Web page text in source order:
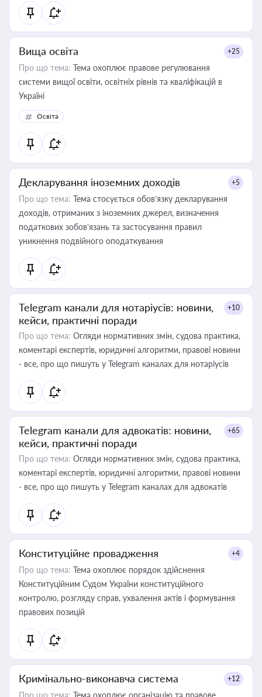
Вища освіта +25
Про що тема: Тема охоплює правове регулювання
системи вищої освіти, освітніх рівнів та кваліфікацій в
Україні
Освіта
Декларування іноземних доходів +5
Про що тема: Тема стосується обов’язку декларування
доходів, отриманих з іноземних джерел, визначення
податкових зобов’язань та застосування правил
уникнення подвійного оподаткування
Telegram канали для нотаріусів: новини,
кейси, практичні поради
+10
Про що тема: Огляди нормативних змін, судова практика,
коментарі експертів, юридичні алгоритми, правові новини
- все, про що пишуть у Telegram каналах для нотаріусів
Telegram канали для адвокатів: новини,
кейси, практичні поради
+65
Про що тема: Огляди нормативних змін, судова практика,
коментарі експертів, юридичні алгоритми, правові новини
- все, про що пишуть у Telegram каналах для адвокатів
Конституційне провадження +4
Про що тема: Тема охоплює порядок здійснення
Конституційним Судом України конституційного
контролю, розгляду справ, ухвалення актів і формування
правових позицій
Кримінально-виконавча система +12
Про що тема: Тема охоплює організацію та правове